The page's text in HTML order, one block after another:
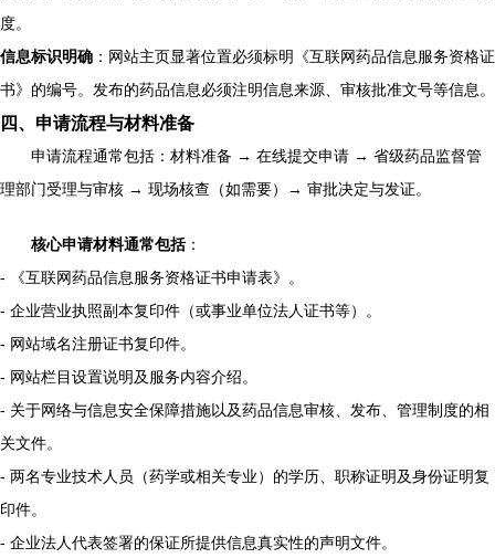
度。
信息标识明确 ：网站主页显著位置必须标明《互联网药品信息服务资格证
书》的编号。发布的药品信息必须注明信息来源、审核批准文号等信息。
四、申请流程与材料准备
申请流程通常包括：材料准备 → 在线提交申请 → 省级药品监督管
理部门受理与审核 → 现场核查（如需要）→ 审批决定与发证。
核心申请材料通常包括：
- 《互联网药品信息服务资格证书申请表》。
- 企业营业执照副本复印件（或事业单位法人证书等）。
- 网站域名注册证书复印件。
- 网站栏目设置说明及服务内容介绍。
- 关于网络与信息安全保障措施以及药品信息审核、发布、管理制度的相
关文件。
- 两名专业技术人员（药学或相关专业）的学历、职称证明及身份证明复
印件。
- 企业法人代表签署的保证所提供信息真实性的声明文件。